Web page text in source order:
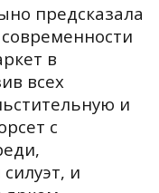
предсказала
в
всех
и
с
и